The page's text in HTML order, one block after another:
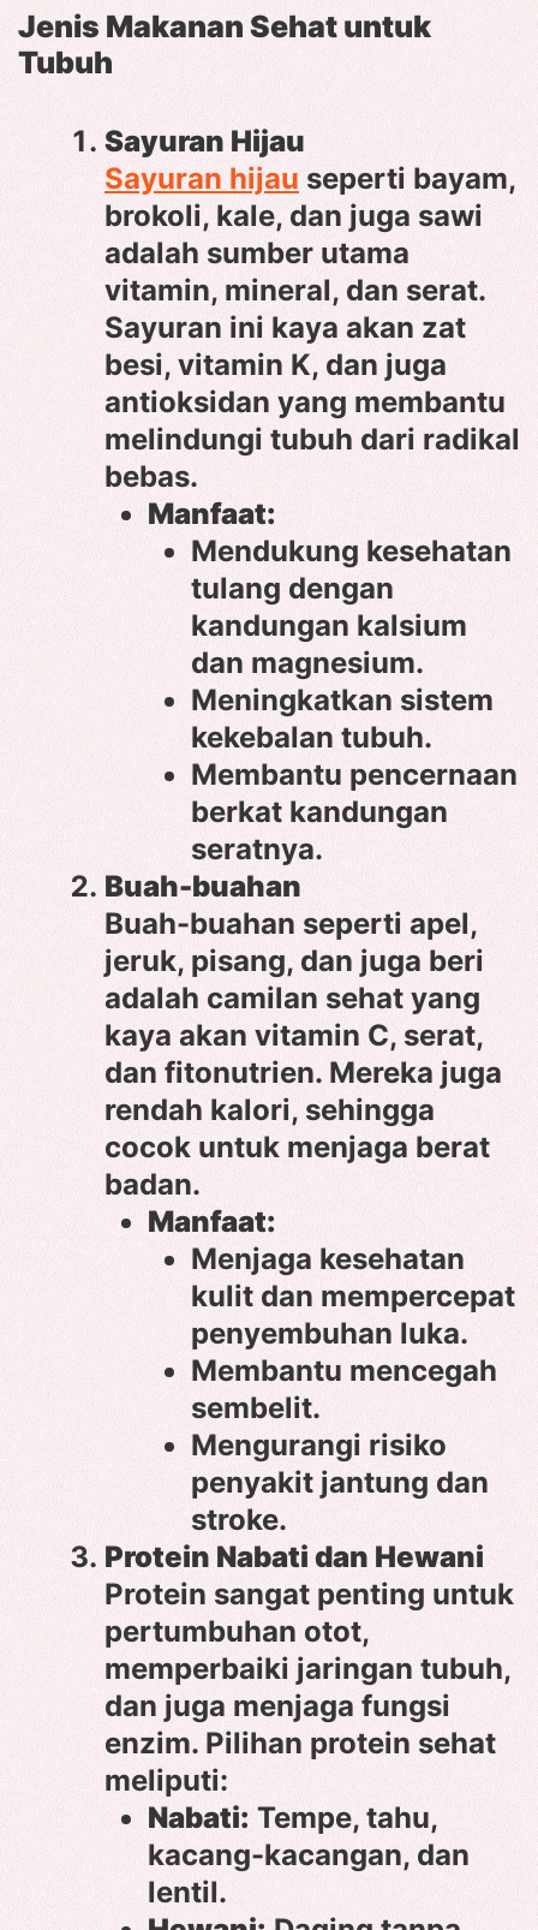
Jenis Makanan Sehat untuk
Tubuh
Sayuran Hijau
Sayuran hijau seperti bayam,
brokoli, kale, dan juga sawi
adalah sumber utama
vitamin, mineral, dan serat.
Sayuran ini kaya akan zat
besi, vitamin K, dan juga
antioksidan yang membantu
melindungi tubuh dari radikal
bebas.
Manfaat:
Mendukung kesehatan
tulang dengan
kandungan kalsium
dan magnesium.
Meningkatkan sistem
kekebalan tubuh.
Membantu pencernaan
berkat kandungan
seratnya.
Buah-buahan
Buah-buahan seperti apel,
jeruk, pisang, dan juga beri
adalah camilan sehat yang
kaya akan vitamin C, serat,
dan fitonutrien. Mereka juga
rendah kalori, sehingga
cocok untuk menjaga berat
badan.
Manfaat:
Menjaga kesehatan
kulit dan mempercepat
penyembuhan luka.
Membantu mencegah
sembelit.
Mengurangi risiko
penyakit jantung dan
stroke.
Protein Nabati dan Hewani
Protein sangat penting untuk
pertumbuhan otot,
memperbaiki jaringan tubuh,
dan juga menjaga fungsi
enzim. Pilihan protein sehat
meliputi:
Nabati: Tempe, tahu,
kacang-kacangan, dan
lentil.